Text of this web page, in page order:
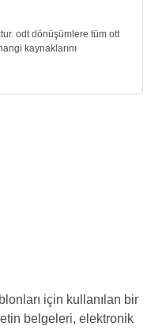
odt dönüşümlere tüm ott
kaynaklarını
için kullanılan bir
belgeleri, elektronik